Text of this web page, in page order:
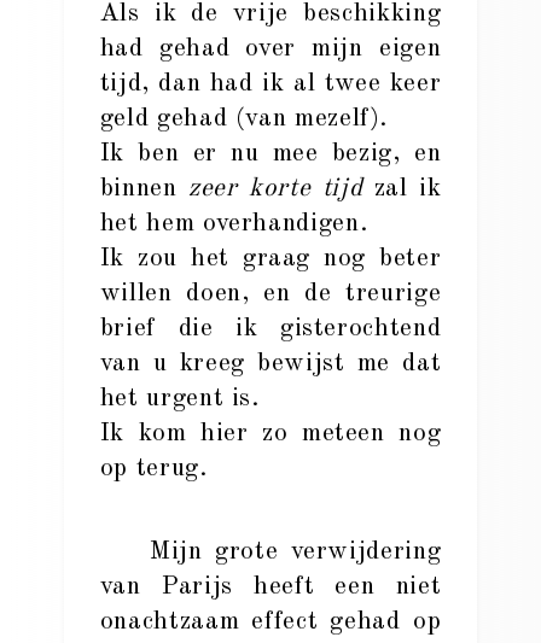
Als ik de vrije beschikking
had gehad over mijn eigen
tijd, dan had ik al twee keer
geld gehad (van mezelf).
Ik ben er nu mee bezig, en
binnen zeer korte tijdzal ik
het hem overhandigen.
Ik zou het graag nog beter
willen doen, en de treurige
brief die ik gisterochtend
van u kreeg bewijst me dat
het urgent is.
Ik kom hier zo meteen nog
op terug.
Mijn grote verwijdering
van Parijs heeft een niet
onachtzaam effect gehad op